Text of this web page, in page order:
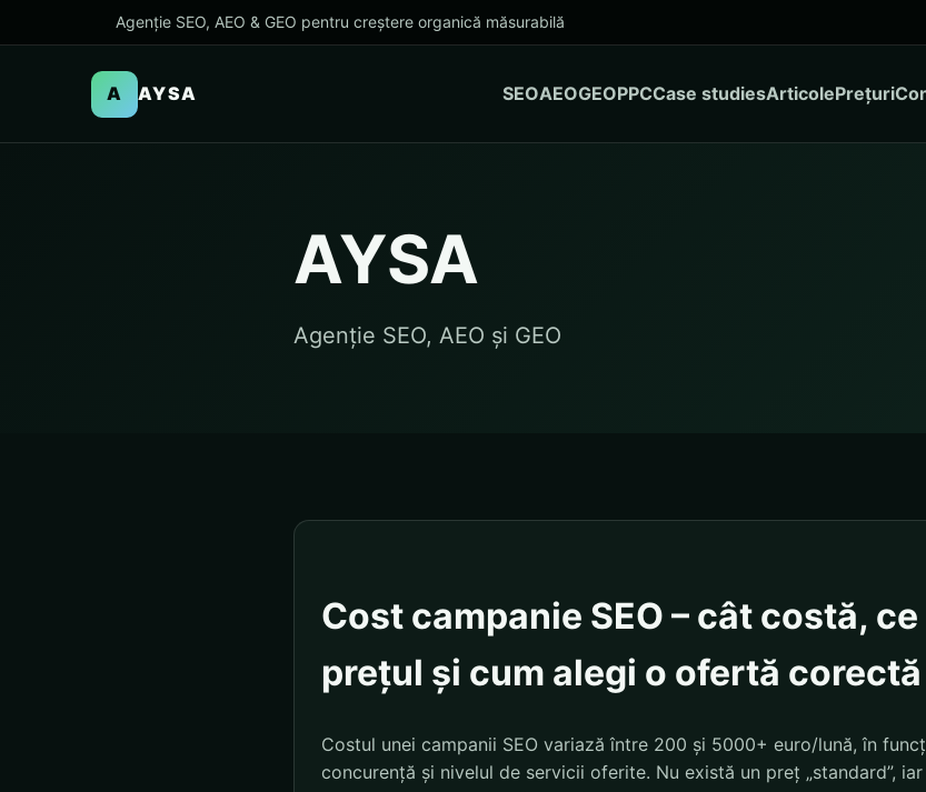
Agenție SEO, AEO & GEO pentru creștere organică măsurabilă
A AYSA SEOAEOGEOPPCCase studiesArticolePrețuri
AYSA
Agenție SEO, AEO și GEO
Cost campanie SEO – cât costă,
prețul și cum alegi o ofertă corectă
Costul unei campanii SEO variază între 200 și 5000+ euro/lună, în
concurență și nivelul de servicii oferite. Nu există un preț „standard”,